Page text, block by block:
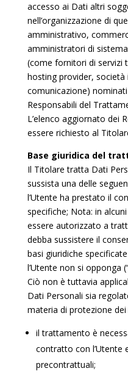
accesso ai Dati altri
nell’organizzazione di
amministrativo,
amministratori di
(come fornitori di servizi
hosting provider,
comunicazione)
Responsabili del
L’elenco aggiornato dei
essere richiesto al
Base giuridica del
Il Titolare tratta Dati
sussista una delle
l’Utente ha prestato il
specifiche; Nota: in
essere autorizzato a
debba sussistere il
basi giuridiche
l’Utente non si opponga
Ciò non è tuttavia
Dati Personali sia
materia di protezione
il trattamento è
contratto con l’Utente
precontrattuali;